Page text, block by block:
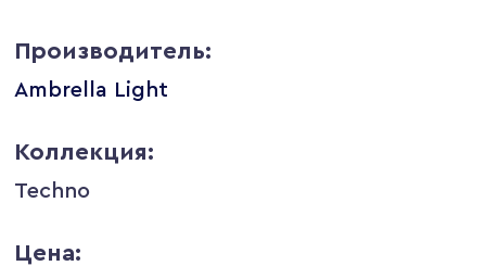
Производитель:
Ambrella Light
Коллекция:
Techno
Цена: